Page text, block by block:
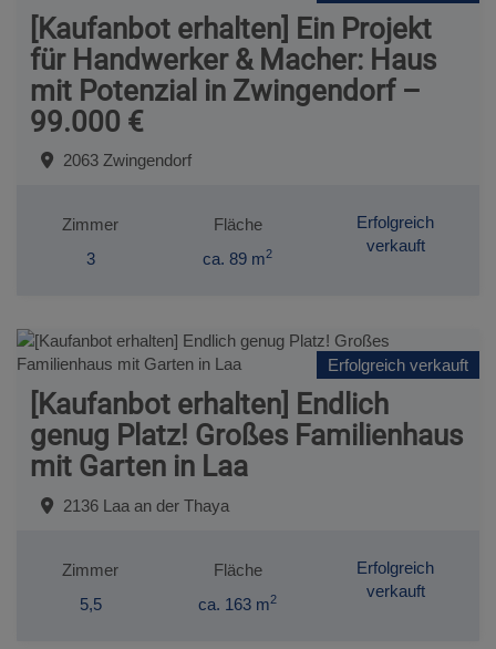
[Kaufanbot erhalten] Ein Projekt
für Handwerker & Macher: Haus
mit Potenzial in Zwingendorf –
99.000 €
2063 Zwingendorf
Zimmer
3
Fläche
ca. 89 m2
Erfolgreich
verkauft
Erfolgreich verkauft
[Kaufanbot erhalten] Endlich
genug Platz! Großes Familienhaus
mit Garten in Laa
2136 Laa an der Thaya
Zimmer
5,5
Fläche
ca. 163 m2
Erfolgreich
verkauft